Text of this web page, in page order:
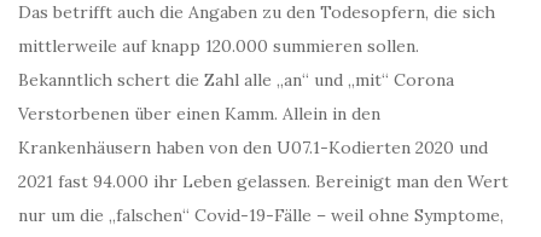
Das betrifft auch die Angaben zu den Todesopfern, die sich
mittlerweile auf knapp 120.000 summieren sollen.
Bekanntlich schert die Zahl alle „an“ und „mit“ Corona
Verstorbenen über einen Kamm. Allein in den
Krankenhäusern haben von den U07.1-Kodierten 2020 und
2021 fast 94.000 ihr Leben gelassen. Bereinigt man den Wert
nur um die „falschen“ Covid-19-Fälle – weil ohne Symptome,